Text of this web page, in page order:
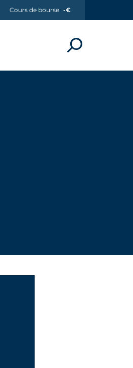
Cours de bourse -€